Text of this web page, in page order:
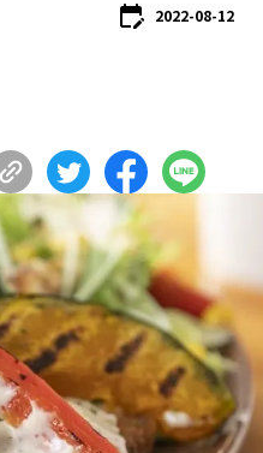
岐阜エリア
愛知エリア
滋賀エリア
大阪市エリア
堺・泉州エリア
兵庫エリア
和歌山エリア
島根エリア
広島エリア
2022-08-12